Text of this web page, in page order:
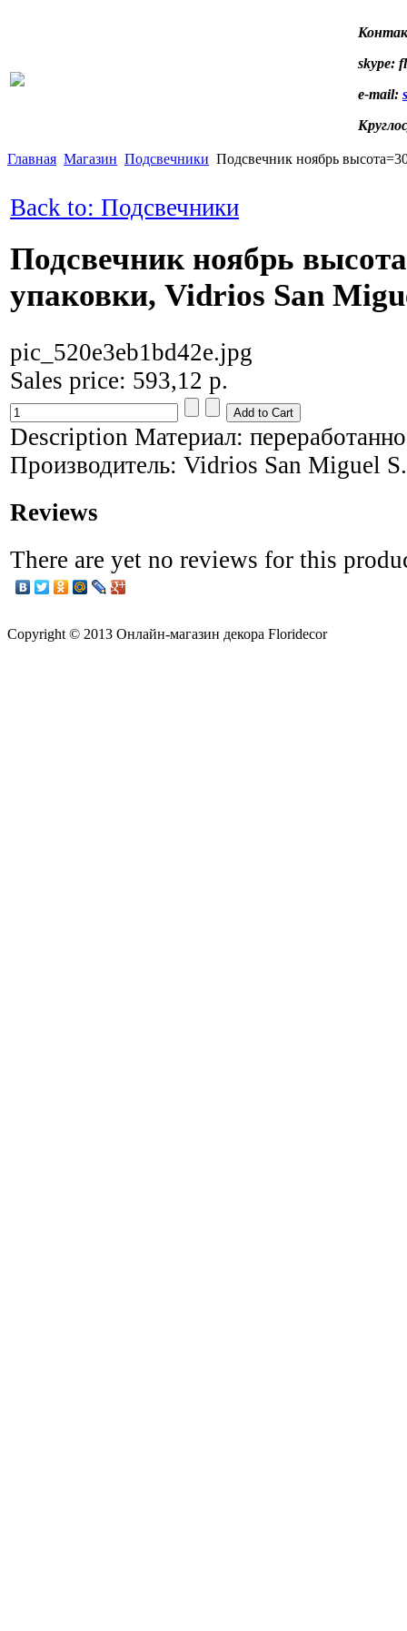
skype:
e-mail:
Главная Магазин Подсвечники Подсвечник ноябрь
Back to: Подсвечники
Подсвечник ноябрь
упаковки, Vidrios San
pic_520e3eb1bd42e.jpg
Sales price: 593,12 р.
Description Материал:
Производитель: Vidrios San Miguel
Reviews
There are yet no reviews for this
Copyright © 2013 Онлайн-магазин декора Floridecor